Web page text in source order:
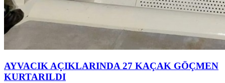
AYVACIK AÇIKLARINDA 27 KAÇAK GÖÇMEN
KURTARILDI